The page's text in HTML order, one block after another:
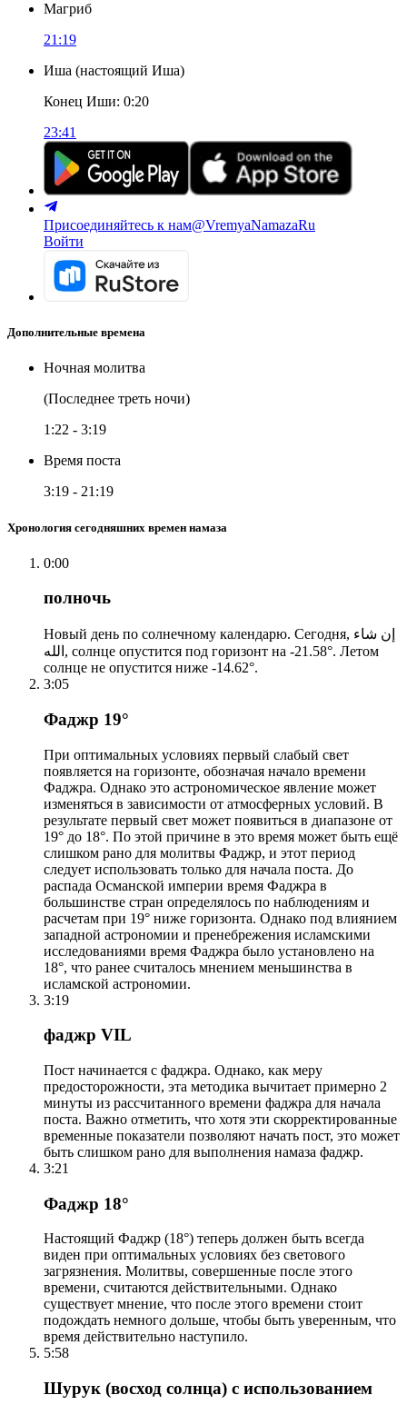
Магриб
21:19
Иша (настоящий Иша)
Конец Иши: 0:20
23:41
Присоединяйтесь к нам@VremyaNamazaRu
Войти
Дополнительные времена
Ночная молитва
(Последнее треть ночи)
1:22 - 3:19
Время поста
3:19 - 21:19
Хронология сегодняшних времен намаза
0:00
полночь
Новый день по солнечному календарю. Сегодня, إن شاء
الله, солнце опустится под горизонт на -21.58°. Летом
солнце не опустится ниже -14.62°.
3:05
Фаджр 19°
При оптимальных условиях первый слабый свет
появляется на горизонте, обозначая начало времени
Фаджра. Однако это астрономическое явление может
изменяться в зависимости от атмосферных условий. В
результате первый свет может появиться в диапазоне от
19° до 18°. По этой причине в это время может быть ещё
слишком рано для молитвы Фаджр, и этот период
следует использовать только для начала поста. До
распада Османской империи время Фаджра в
большинстве стран определялось по наблюдениям и
расчетам при 19° ниже горизонта. Однако под влиянием
западной астрономии и пренебрежения исламскими
исследованиями время Фаджра было установлено на
18°, что ранее считалось мнением меньшинства в
исламской астрономии.
3:19
фаджр VIL
Пост начинается с фаджра. Однако, как меру
предосторожности, эта методика вычитает примерно 2
минуты из рассчитанного времени фаджра для начала
поста. Важно отметить, что хотя эти скорректированные
временные показатели позволяют начать пост, это может
быть слишком рано для выполнения намаза фаджр.
3:21
Фаджр 18°
Настоящий Фаджр (18°) теперь должен быть всегда
виден при оптимальных условиях без светового
загрязнения. Молитвы, совершенные после этого
времени, считаются действительными. Однако
существует мнение, что после этого времени стоит
подождать немного дольше, чтобы быть уверенным, что
время действительно наступило.
5:58
Шурук (восход солнца) с использованием